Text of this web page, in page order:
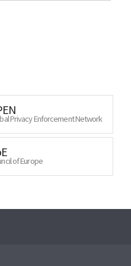
Privacy Enforcement Network
of Europe